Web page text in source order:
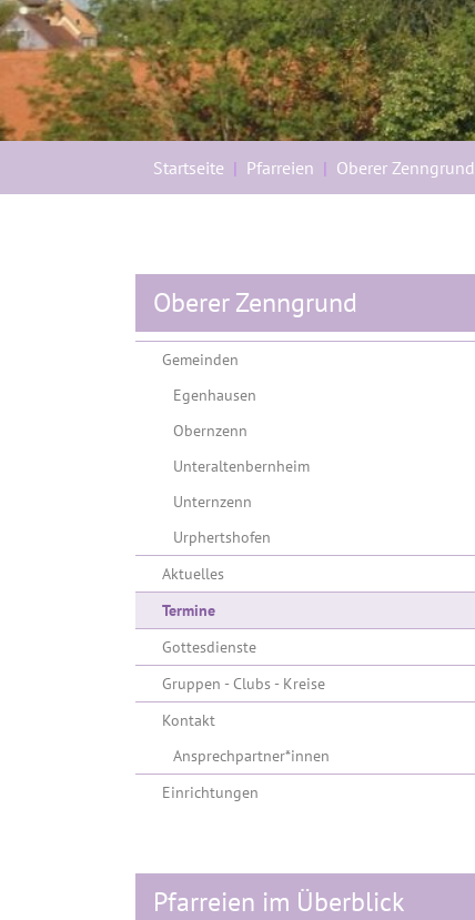
Startseite Pfarreien Oberer Zenngrund
Oberer Zenngrund
Gemeinden
Egenhausen
Obernzenn
Unteraltenbernheim
Unternzenn
Urphertshofen
Aktuelles
Termine(current)
Gottesdienste
Gruppen - Clubs - Kreise
Kontakt
Ansprechpartner*innen
Einrichtungen
Pfarreien im Überblick